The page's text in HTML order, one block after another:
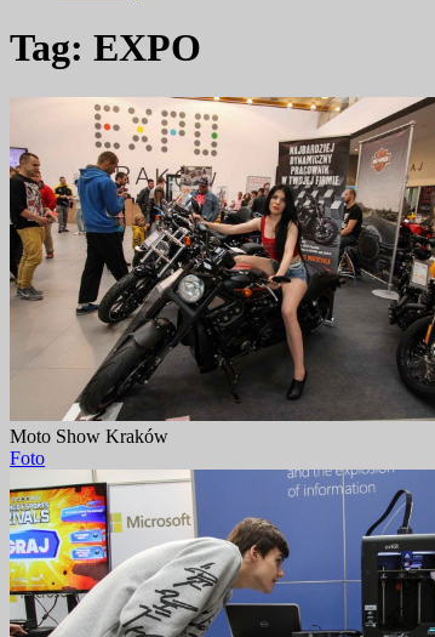
Tag: EXPO
Moto Show Kraków
Foto